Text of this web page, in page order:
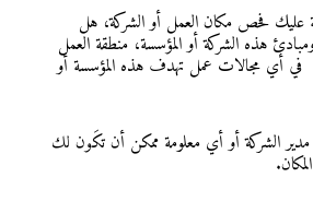
عليك فحص مكان العمل أو الشركة، هل
هذه الشركة أو المؤسسة، منطقة العمل
في أي مجالات عمل تهدف هذه المؤسسة أو
الشركة أو أي معلومة ممكن أن تكَون لك